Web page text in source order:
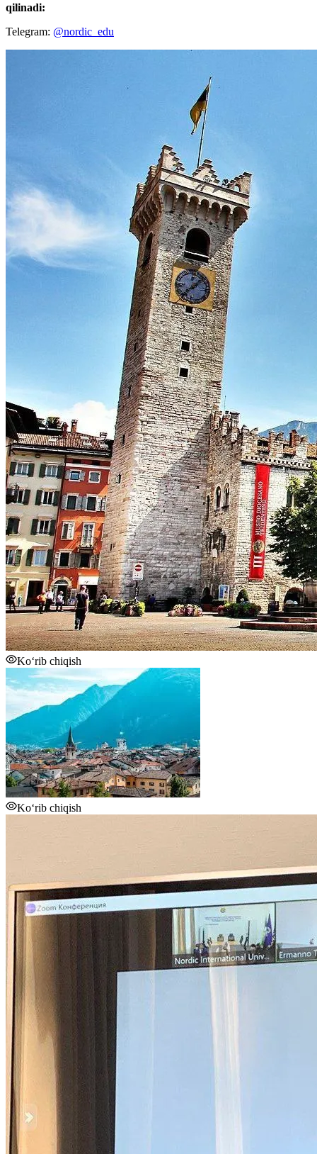
qilinadi:
Telegram: @nordic_edu
Ko‘rib chiqish
Ko‘rib chiqish